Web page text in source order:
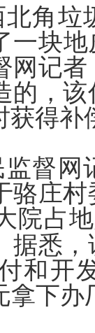
角垃
一块
网记
的，
获得补
督网
骆庄
院占
据悉
和开
拿下办